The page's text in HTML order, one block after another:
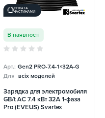
ОПЛАТА
ЧАСТИНАМИ
В наявності
Арт.: Gen2 PRO-7.4-1×32А-G
Для всіх моделей
Зарядка для электромобиля
GB/t AC 7.4 кВт 32А 1-фаза
Pro (EVEUS) Svartex